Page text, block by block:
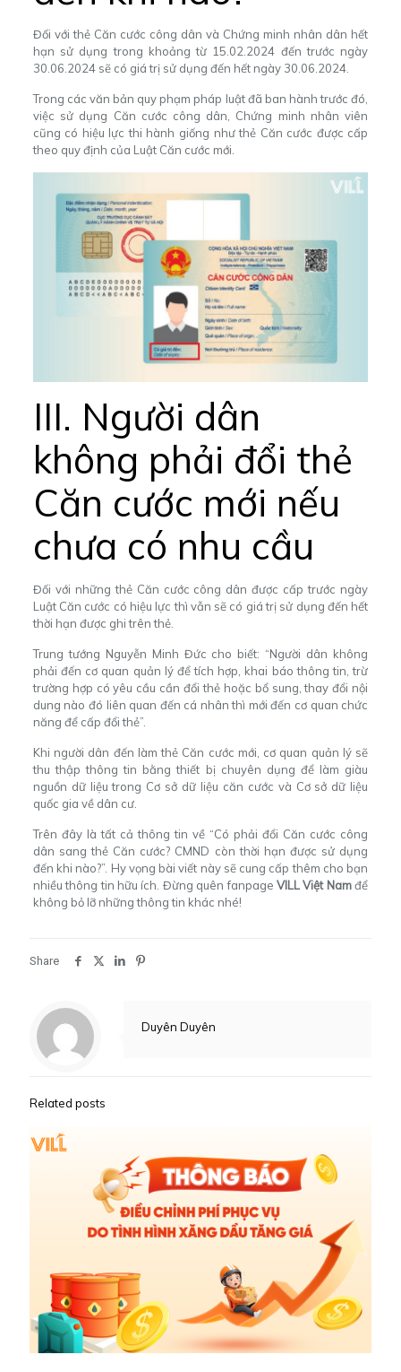
Đối với thẻ Căn cước công dân và Chứng minh nhân dân hết
hạn sử dụng trong khoảng từ 15.02.2024 đến trước ngày
30.06.2024 sẽ có giá trị sử dụng đến hết ngày 30.06.2024.
Trong các văn bản quy phạm pháp luật đã ban hành trước đó,
việc sử dụng Căn cước công dân, Chứng minh nhân viên
cũng có hiệu lực thi hành giống như thẻ Căn cước được cấp
theo quy định của Luật Căn cước mới.
III. Người dân
không phải đổi thẻ
Căn cước mới nếu
chưa có nhu cầu
Đối với những thẻ Căn cước công dân được cấp trước ngày
Luật Căn cước có hiệu lực thì vẫn sẽ có giá trị sử dụng đến hết
thời hạn được ghi trên thẻ.
Trung tướng Nguyễn Minh Đức cho biết: “Người dân không
phải đến cơ quan quản lý để tích hợp, khai báo thông tin, trừ
trường hợp có yêu cầu cần đổi thẻ hoặc bổ sung, thay đổi nội
dung nào đó liên quan đến cá nhân thì mới đến cơ quan chức
năng để cấp đổi thẻ”.
Khi người dân đến làm thẻ Căn cước mới, cơ quan quản lý sẽ
thu thập thông tin bằng thiết bị chuyên dụng để làm giàu
nguồn dữ liệu trong Cơ sở dữ liệu căn cước và Cơ sở dữ liệu
quốc gia về dân cư.
Trên đây là tất cả thông tin về “Có phải đổi Căn cước công
dân sang thẻ Căn cước? CMND còn thời hạn được sử dụng
đến khi nào?”. Hy vọng bài viết này sẽ cung cấp thêm cho bạn
nhiều thông tin hữu ích. Đừng quên fanpage VILL Việt Namđể
không bỏ lỡ những thông tin khác nhé!
Share
Duyên Duyên
Related posts